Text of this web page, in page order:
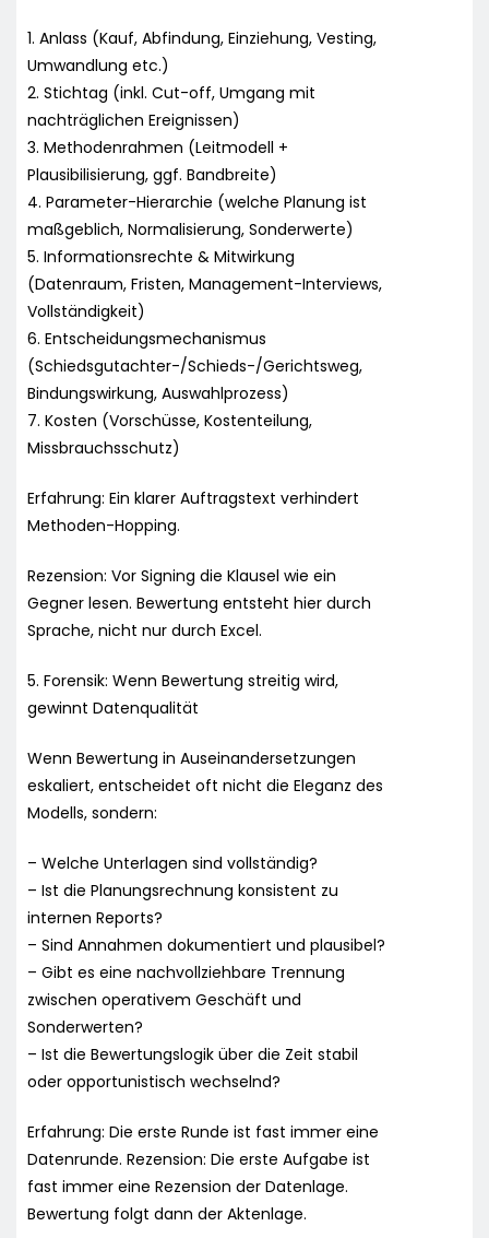
1. Anlass (Kauf, Abfindung, Einziehung, Vesting,
Umwandlung etc.)
2. Stichtag (inkl. Cut-off, Umgang mit
nachträglichen Ereignissen)
3. Methodenrahmen (Leitmodell +
Plausibilisierung, ggf. Bandbreite)
4. Parameter-Hierarchie (welche Planung ist
maßgeblich, Normalisierung, Sonderwerte)
5. Informationsrechte & Mitwirkung
(Datenraum, Fristen, Management-Interviews,
Vollständigkeit)
6. Entscheidungsmechanismus
(Schiedsgutachter-/Schieds-/Gerichtsweg,
Bindungswirkung, Auswahlprozess)
7. Kosten (Vorschüsse, Kostenteilung,
Missbrauchsschutz)
Erfahrung: Ein klarer Auftragstext verhindert
Methoden-Hopping.
Rezension: Vor Signing die Klausel wie ein
Gegner lesen. Bewertung entsteht hier durch
Sprache, nicht nur durch Excel.
5. Forensik: Wenn Bewertung streitig wird,
gewinnt Datenqualität
Wenn Bewertung in Auseinandersetzungen
eskaliert, entscheidet oft nicht die Eleganz des
Modells, sondern:
– Welche Unterlagen sind vollständig?
– Ist die Planungsrechnung konsistent zu
internen Reports?
– Sind Annahmen dokumentiert und plausibel?
– Gibt es eine nachvollziehbare Trennung
zwischen operativem Geschäft und
Sonderwerten?
– Ist die Bewertungslogik über die Zeit stabil
oder opportunistisch wechselnd?
Erfahrung: Die erste Runde ist fast immer eine
Datenrunde. Rezension: Die erste Aufgabe ist
fast immer eine Rezension der Datenlage.
Bewertung folgt dann der Aktenlage.